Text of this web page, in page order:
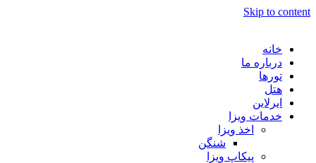
Skip to content
خانه
درباره ما
تورها
هتل
ایرلاین
خدمات ویزا
اخذ ویزا
شنگن
پیکاپ ویزا